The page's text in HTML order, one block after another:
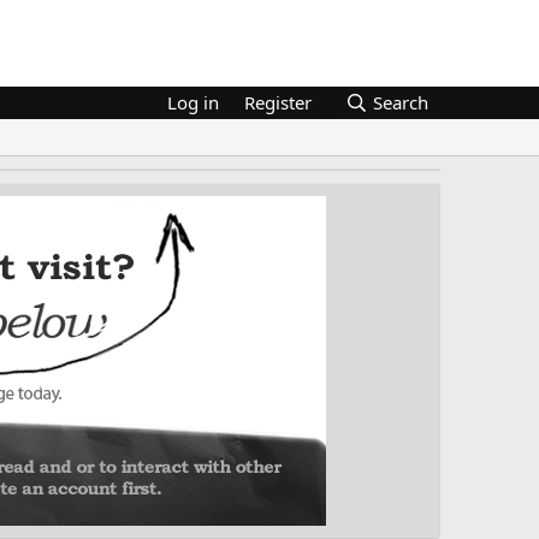
Log in Register Search